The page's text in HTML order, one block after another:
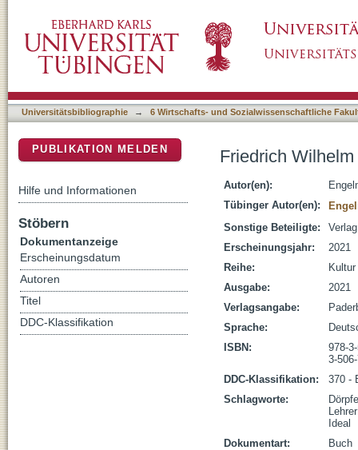
Universitätsbibliographie → 6 Wirtschafts- und Sozialwissenschaftliche
Friedrich
Autor(en):
Tübinger Autor(en):
Sonstige Beteiligte:
Erscheinungsjahr:
2021
Reihe:
Ausgabe:
2021
Verlagsangabe:
Sprache:
ISBN:
978-
3-
DDC-Klassifikation:
370 -
Schlagworte:
Lehrer
Ideal
Dokumentart:
Buch
PUBLIKATION MELDEN
Hilfe und Informationen
Stöbern
Dokumentanzeige
Erscheinungsdatum
Autoren
Titel
DDC-Klassifikation